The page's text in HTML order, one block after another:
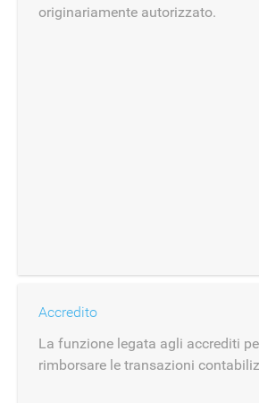
originariamente autorizzato.
Accredito
La funzione legata agli accrediti
rimborsare le transazioni